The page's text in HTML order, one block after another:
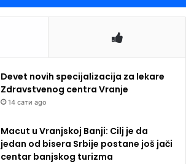
Devet novih specijalizacija za lekare
Zdravstvenog centra Vranje
14 сати ago
Macut u Vranjskoj Banji: Cilj je da
jedan od bisera Srbije postane još jači
centar banjskog turizma